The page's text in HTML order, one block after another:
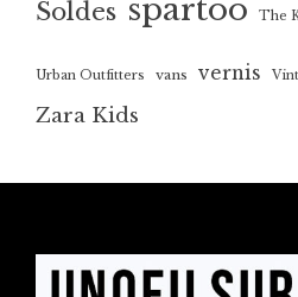
Soldes spartoo The
Urban Outfitters vans vernis
Zara Kids